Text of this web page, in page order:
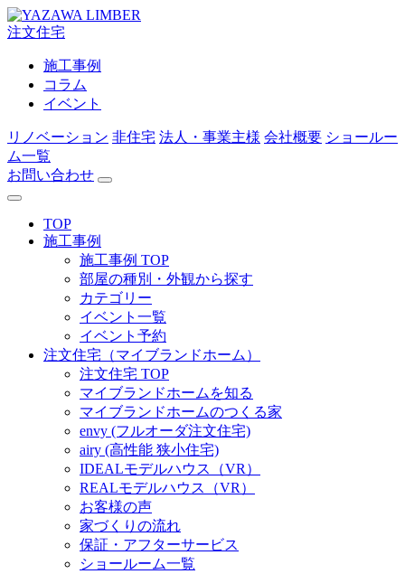
注文住宅
施工事例
コラム
イベント
リノベーション 非住宅 法人・事業主様 会社概要 ショールー
ム一覧
お問い合わせ
TOP
施工事例
施工事例 TOP
部屋の種別・外観から探す
カテゴリー
イベント一覧
イベント予約
注文住宅（マイブランドホーム）
注文住宅 TOP
マイブランドホームを知る
マイブランドホームのつくる家
envy (フルオーダ注文住宅)
airy (高性能 狭小住宅)
IDEALモデルハウス（VR）
REALモデルハウス（VR）
お客様の声
家づくりの流れ
保証・アフターサービス
ショールーム一覧